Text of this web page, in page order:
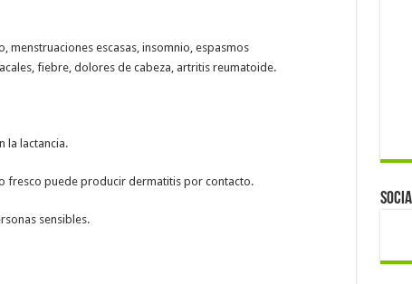
menstruaciones escasas, insomnio, espasmos
fiebre, dolores de cabeza, artritis reumatoide.
la lactancia.
fresco puede producir dermatitis por contacto.
sensibles.